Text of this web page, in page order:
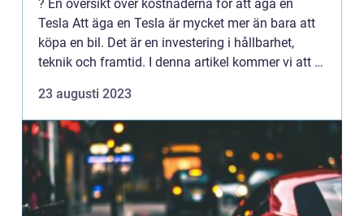
? En översikt över kostnaderna för att äga en
Tesla Att äga en Tesla är mycket mer än bara att
köpa en bil. Det är en investering i hållbarhet,
teknik och framtid. I denna artikel kommer vi att ta
23 augusti 2023